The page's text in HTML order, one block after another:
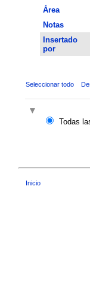
Área
Notas
Insertado
por
Seleccionar todo
Todas
Inicio